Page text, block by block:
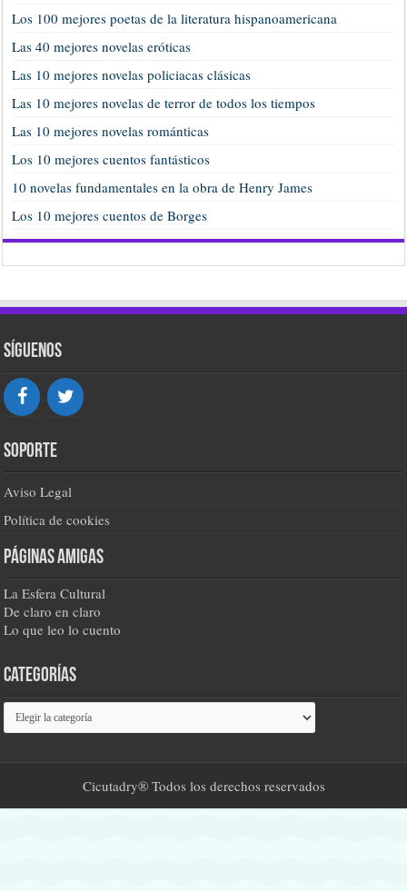
Los 100 mejores poetas de la literatura hispanoamericana
Las 40 mejores novelas eróticas
Las 10 mejores novelas policiacas clásicas
Las 10 mejores novelas de terror de todos los tiempos
Las 10 mejores novelas románticas
Los 10 mejores cuentos fantásticos
10 novelas fundamentales en la obra de Henry James
Los 10 mejores cuentos de Borges
Síguenos
Soporte
Aviso Legal
Política de cookies
Páginas amigas
La Esfera Cultural
De claro en claro
Lo que leo lo cuento
Categorías
Categorías
Cicutadry® Todos los derechos reservados